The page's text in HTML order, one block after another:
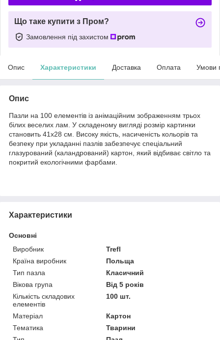
Що таке купити з Пром?
Замовлення під захистом
Опис Характеристики Доставка Оплата Умови
Опис
Пазли на 100 елементів із анімаційним зображенням трьох
білих веселих лам. У складеному вигляді розмір картинки
становить 41х28 см. Високу якість, насиченість кольорів та
безпеку при укладанні пазлів забезпечує спеціальний
глазурований (каландрований) картон, який відбиває світло та
покритий екологічними фарбами.
Характеристики
Основні
Виробник
Trefl
Країна виробник
Польща
Тип пазла
Класичний
Вікова група
Від 5 років
Кількість складових
елементів
100 шт.
Матеріал
Картон
Тематика
Тварини